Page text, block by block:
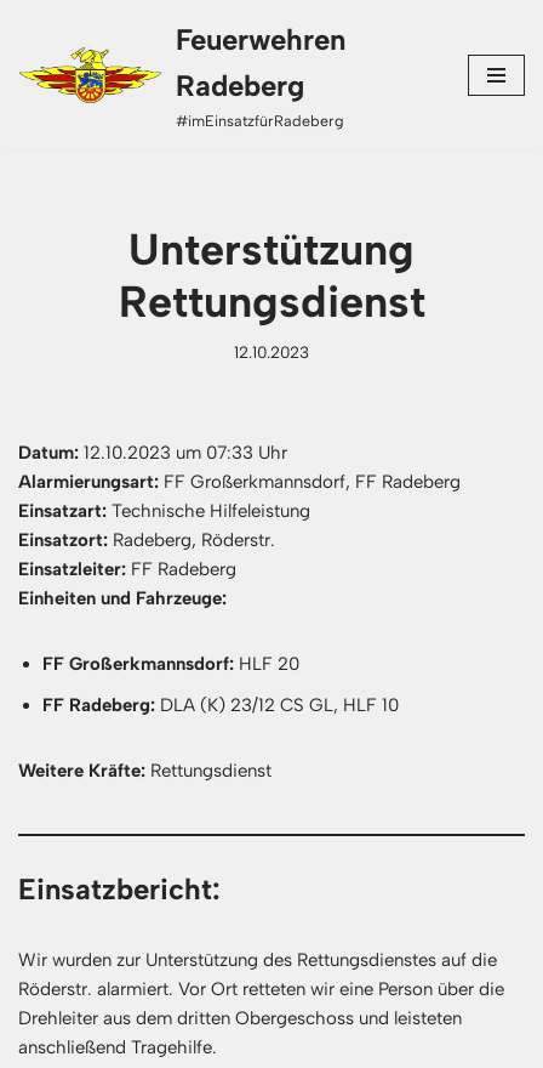
Zum
Inhalt
Feuerwehren
Radeberg
#imEinsatzfürRadeberg
Unterstützung
Rettungsdienst
12.10.2023
Datum: 12.10.2023 um 07:33 Uhr
Alarmierungsart: FF Großerkmannsdorf, FF Radeberg
Einsatzart: Technische Hilfeleistung
Einsatzort: Radeberg, Röderstr.
Einsatzleiter: FF Radeberg
Einheiten und Fahrzeuge:
FF Großerkmannsdorf: HLF 20
FF Radeberg: DLA (K) 23/12 CS GL, HLF 10
Weitere Kräfte: Rettungsdienst
Einsatzbericht:
Wir wurden zur Unterstützung des Rettungsdienstes auf die
Röderstr. alarmiert. Vor Ort retteten wir eine Person über die
Drehleiter aus dem dritten Obergeschoss und leisteten
anschließend Tragehilfe.